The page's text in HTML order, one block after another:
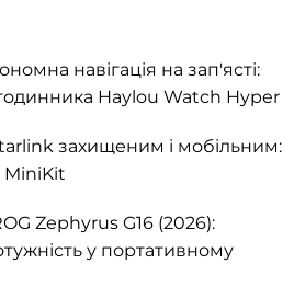
навігація на зап'ясті:
Haylou Watch Hyper
захищеним і мобільним:
MiniKit
Zephyrus G16 (2026):
у портативному